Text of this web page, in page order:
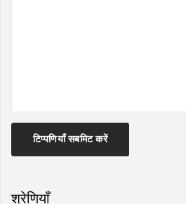
टिप्पणियाँ सबमिट करें
श्रेणियाँ